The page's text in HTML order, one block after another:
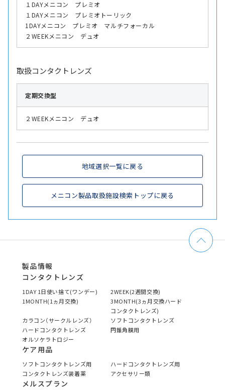
１DAYメニコン プレミオ
１DAYメニコン プレミオトーリック
1DAYメニコン プレミオ マルチフォーカル
２WEEKメニコン デュオ
取扱コンタクトレンズ
定期交換型
２WEEKメニコン デュオ
地域選択一覧に戻る
メニコン製品取扱施設検索トップに戻る
製品情報
コンタクトレンズ
1DAY 1日使い捨て(ワンデー)
2WEEK(2週間交換)
1MONTH(1ヵ月交換)
3MONTH(3ヵ月交換ハード
コンタクトレンズ)
カラコン（サークルレンズ）
ソフトコンタクトレンズ
ハードコンタクトレンズ
円錐角膜用
オルソケラトロジー
ケア用品
ソフトコンタクトレンズ用
ハードコンタクトレンズ用
コンタクトレンズ装着薬
アクセサリー類
メルスプラン